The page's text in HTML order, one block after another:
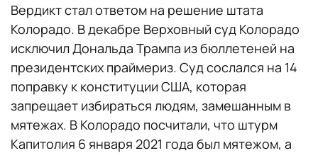
Вердикт стал ответом на решение штата
Колорадо. В декабре Верховный суд Колорадо
исключил Дональда Трампа из бюллетеней на
президентских праймериз. Суд сослался на 14
поправку к конституции США, которая
запрещает избираться людям, замешанным в
мятежах. В Колорадо посчитали, что штурм
Капитолия 6 января 2021 года был мятежом, а